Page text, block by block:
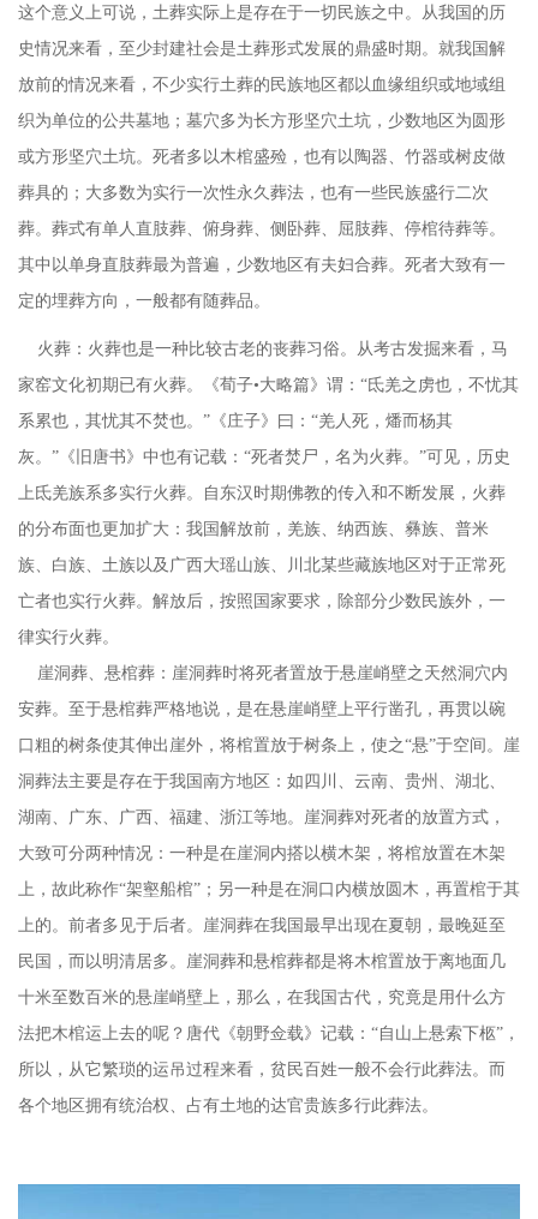
这个意义上可说，土葬实际上是存在于一切民族之中。从我国的历
史情况来看，至少封建社会是土葬形式发展的鼎盛时期。就我国解
放前的情况来看，不少实行土葬的民族地区都以血缘组织或地域组
织为单位的公共墓地；墓穴多为长方形坚穴土坑，少数地区为圆形
或方形坚穴土坑。死者多以木棺盛殓，也有以陶器、竹器或树皮做
葬具的；大多数为实行一次性永久葬法，也有一些民族盛行二次
葬。葬式有单人直肢葬、俯身葬、侧卧葬、屈肢葬、停棺待葬等。
其中以单身直肢葬最为普遍，少数地区有夫妇合葬。死者大致有一
定的埋葬方向，一般都有随葬品。
火葬：火葬也是一种比较古老的丧葬习俗。从考古发掘来看，马
家窑文化初期已有火葬。《荀子•大略篇》谓：“氐羌之虏也，不忧其
系累也，其忧其不焚也。”《庄子》曰：“羌人死，燔而杨其
灰。”《旧唐书》中也有记载：“死者焚尸，名为火葬。”可见，历史
上氐羌族系多实行火葬。自东汉时期佛教的传入和不断发展，火葬
的分布面也更加扩大：我国解放前，羌族、纳西族、彝族、普米
族、白族、土族以及广西大瑶山族、川北某些藏族地区对于正常死
亡者也实行火葬。解放后，按照国家要求，除部分少数民族外，一
律实行火葬。
崖洞葬、悬棺葬：崖洞葬时将死者置放于悬崖峭壁之天然洞穴内
安葬。至于悬棺葬严格地说，是在悬崖峭壁上平行凿孔，再贯以碗
口粗的树条使其伸出崖外，将棺置放于树条上，使之“悬”于空间。崖
洞葬法主要是存在于我国南方地区：如四川、云南、贵州、湖北、
湖南、广东、广西、福建、浙江等地。崖洞葬对死者的放置方式，
大致可分两种情况：一种是在崖洞内搭以横木架，将棺放置在木架
上，故此称作“架壑船棺”；另一种是在洞口内横放圆木，再置棺于其
上的。前者多见于后者。崖洞葬在我国最早出现在夏朝，最晚延至
民国，而以明清居多。崖洞葬和悬棺葬都是将木棺置放于离地面几
十米至数百米的悬崖峭壁上，那么，在我国古代，究竟是用什么方
法把木棺运上去的呢？唐代《朝野佥载》记载：“自山上悬索下柩”，
所以，从它繁琐的运吊过程来看，贫民百姓一般不会行此葬法。而
各个地区拥有统治权、占有土地的达官贵族多行此葬法。